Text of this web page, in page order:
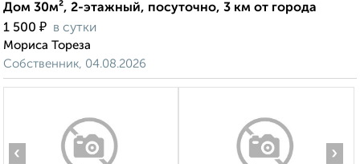
Дом 30м², 2-этажный, посуточно, 3 км от города
1 500 ₽ в сутки
Мориса Тореза
Собственник, 04.08.2026
‹ ›